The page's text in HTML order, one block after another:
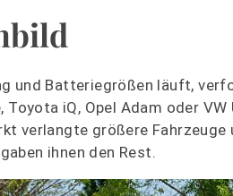
und Batteriegrößen läuft,
iQ, Opel Adam oder
verlangte größere Fahrzeuge
ihnen den Rest.